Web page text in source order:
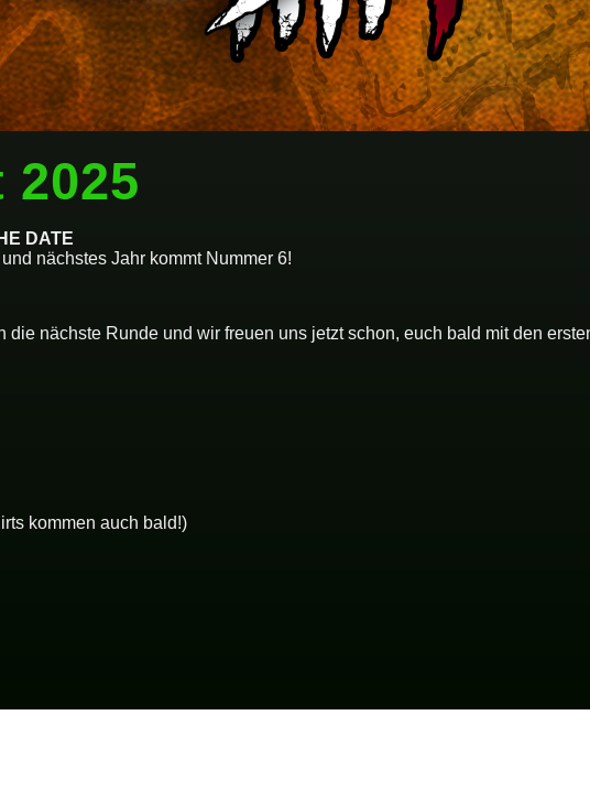
Bands
Info
DATE
nächstes Jahr kommt Nummer 6!
die nächste Runde und wir freuen uns jetzt schon, euch bald mit den
kommen auch bald!)